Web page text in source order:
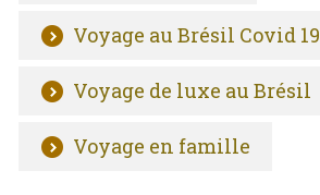
Voyage au Brésil Covid 19
Voyage de luxe au Brésil
Voyage en famille